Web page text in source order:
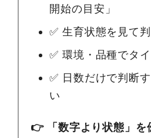
開始の目安」
✅ 生育状態を見て
✅ 環境・品種でタ
✅ 日数だけで判断
い
👉 「数字より状態」を